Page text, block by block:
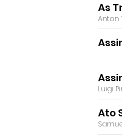
As
Anton
Luigi
Ato